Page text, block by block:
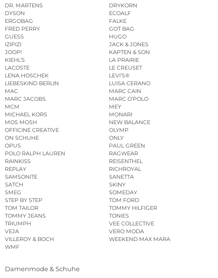
DR. MARTENS
DRYKORN
DYSON
ECOALF
ERGOBAG
FALKE
FRED PERRY
GOT BAG
GUESS
HUGO
IZIPIZI
JACK & JONES
JOOP!
KAPTEN & SON
KIEHL’S
LA PRAIRIE
LACOSTE
LE CREUSET
LENA HOSCHEK
LEVI’S®
LIEBESKIND BERLIN
LUISA CERANO
MAC
MARC CAIN
MARC JACOBS
MARC O’POLO
MCM
MEY
MICHAEL KORS
MONARI
MOS MOSH
NEW BALANCE
OFFICINE CREATIVE
OLYMP
ON SCHUHE
ONLY
OPUS
PAUL GREEN
POLO RALPH LAUREN
RAGWEAR
RAINKISS
REISENTHEL
REPLAY
RICHROYAL
SAMSONITE
SANETTA
SATCH
SKINY
SMEG
SOMEDAY
STEP BY STEP
TOM FORD
TOM TAILOR
TOMMY HILFIGER
TOMMY JEANS
TONIES
TRIUMPH
VEE COLLECTIVE
VEJA
VERO MODA
VILLEROY & BOCH
WEEKEND MAX MARA
WMF
Damenmode & Schuhe